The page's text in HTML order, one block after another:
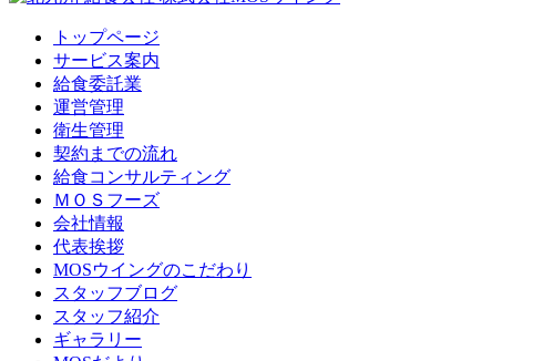
トップページ
サービス案内
給食委託業
運営管理
衛生管理
契約までの流れ
給食コンサルティング
ＭＯＳフーズ
会社情報
代表挨拶
MOSウイングのこだわり
スタッフブログ
スタッフ紹介
ギャラリー